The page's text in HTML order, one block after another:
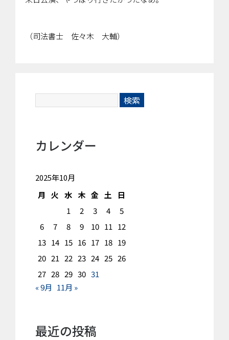
（司法書士 佐々木 大輔）
カレンダー
2025年10月
月
火 水 木 金 土
日
1
2 3 4
5
6
7 8 9 10 11 12
13 14 15 16 17 18 19
20 21 22 23 24 25 26
27 28 29 30 31
« 9月 11月 »
最近の投稿